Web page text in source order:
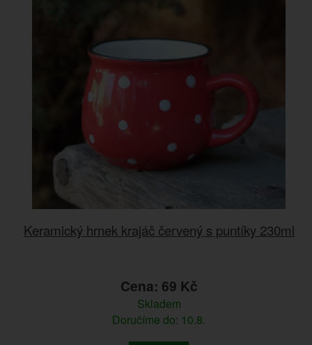
Keramický hrnek krajáč červený s puntíky 230ml
Cena: 69 Kč
Skladem
Doručíme do: 10.8.